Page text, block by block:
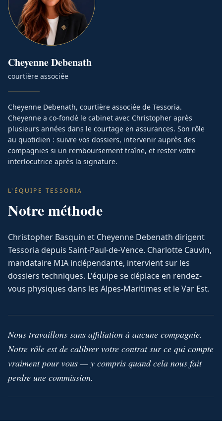
CheyenneDebenath
courtière associée
Cheyenne Debenath, courtière associée de Tessoria.
Cheyenne a co-fondé le cabinet avec Christopher après
plusieurs années dans le courtage en assurances. Son rôle
au quotidien : suivre vos dossiers, intervenir auprès des
compagnies si un remboursement traîne, et rester votre
interlocutrice après la signature.
L'ÉQUIPE TESSORIA
Notre méthode
Christopher Basquin et Cheyenne Debenath dirigent
Tessoria depuis Saint-Paul-de-Vence. Charlotte Cauvin,
mandataire MIA indépendante, intervient sur les
dossiers techniques. L'équipe se déplace en rendez-
vous physiques dans les Alpes-Maritimes et le Var Est.
Nous travaillons sans affiliation à aucune compagnie.
Notre rôle est de calibrer votre contrat sur ce qui compte
vraiment pour vous — y compris quand cela nous fait
perdre une commission.